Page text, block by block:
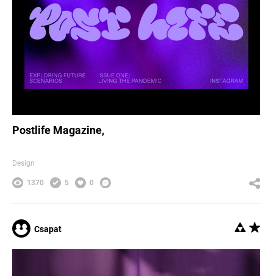
Postlife Magazine,
Design
1370 5 0
Csapat